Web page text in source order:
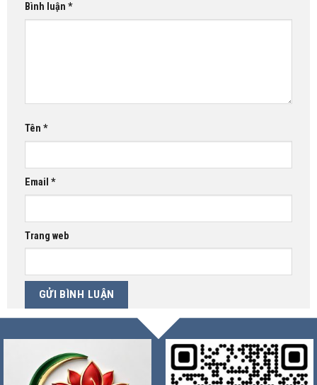
Bình luận *
Tên *
Email *
Trang web